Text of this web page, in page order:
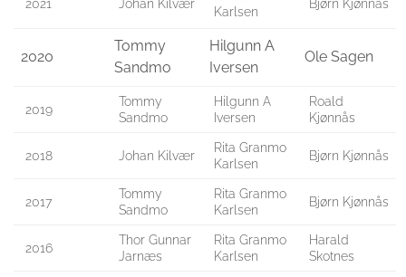
2021 Johan Kilvær
Karlsen
Bjørn Kjønnås
2020
Tommy
Sandmo
Hilgunn A
Iversen
Ole Sagen
2019
Tommy
Sandmo
Hilgunn A
Iversen
Roald
Kjønnås
2018 Johan Kilvær
Rita Granmo
Karlsen
Bjørn Kjønnås
2017
Tommy
Sandmo
Rita Granmo
Karlsen
Bjørn Kjønnås
2016
Thor Gunnar
Jarnæs
Rita Granmo
Karlsen
Harald
Skotnes